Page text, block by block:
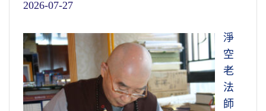
2026-07-27
淨
空
老
法
師